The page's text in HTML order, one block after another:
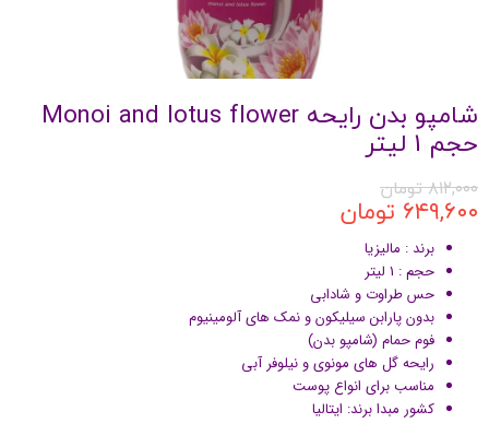
شامپو بدن رایحه Monoi and lotus flower
حجم 1 لیتر
۸۱۲,۰۰۰ تومان
۶۴۹,۶۰۰ تومان
برند : مالیزیا
حجم : 1 لیتر
حس طراوت و شادابی
بدون پارابن سیلیکون و نمک های آلومینیوم
فوم حمام (شامپو بدن)
رایحه گل های مونوی و نیلوفر آبی
مناسب برای انواع پوست
کشور مبدا برند: ایتالیا